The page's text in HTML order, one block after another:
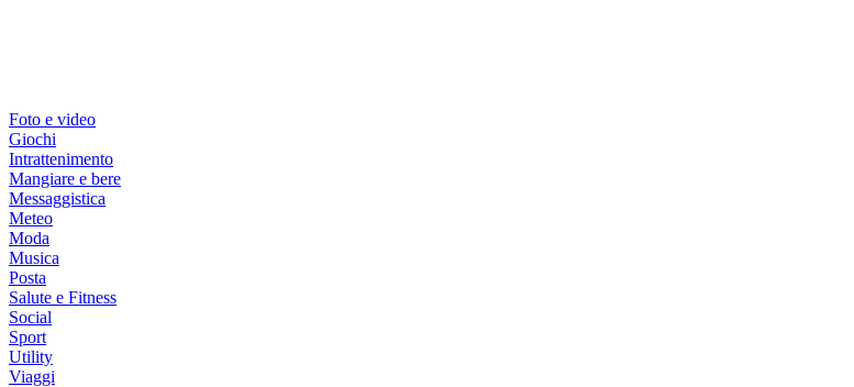
Foto e video
Giochi
Intrattenimento
Mangiare e bere
Messaggistica
Meteo
Moda
Musica
Posta
Salute e Fitness
Social
Sport
Utility
Viaggi